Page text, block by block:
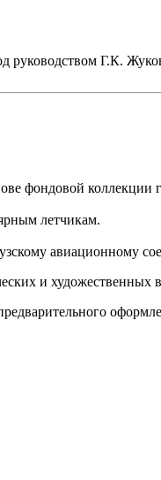
руководством Г.К.
фондовой
летчикам.
авиационному
и художественных